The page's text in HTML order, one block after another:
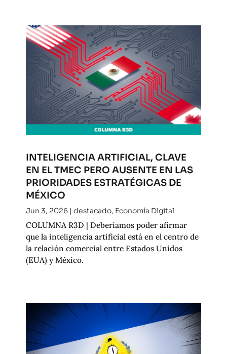
INTELIGENCIA ARTIFICIAL, CLAVE
EN EL TMEC PERO AUSENTE EN LAS
PRIORIDADES ESTRATÉGICAS DE
MÉXICO
Jun 3, 2026| destacado, Economía Digital
COLUMNA R3D | Deberíamos poder afirmar
que la inteligencia artificial está en el centro de
la relación comercial entre Estados Unidos
(EUA) y México.